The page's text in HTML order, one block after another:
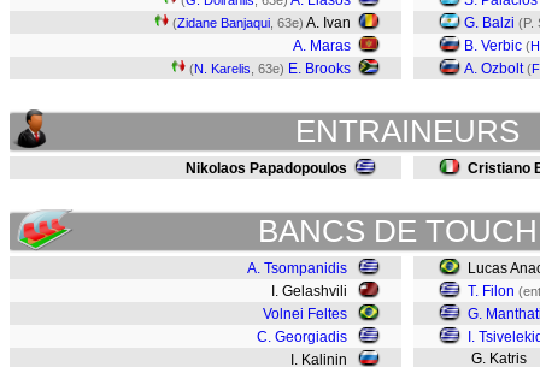
(Zidane Banjaqui , 63e) A. Ivan
A. Maras
(N. Karelis , 63e) E. Brooks
G. Balzi (P.
B. Verbic (
A. Ozbolt (
ENTRAINEURS
Nikolaos Papadopoulos Cristiano
BANCS DE
A. Tsompanidis
I. Gelashvili
Volnei Feltes
C. Georgiadis
I. Kalinin
Lucas
T. Filon
G.
I.
G. Katris